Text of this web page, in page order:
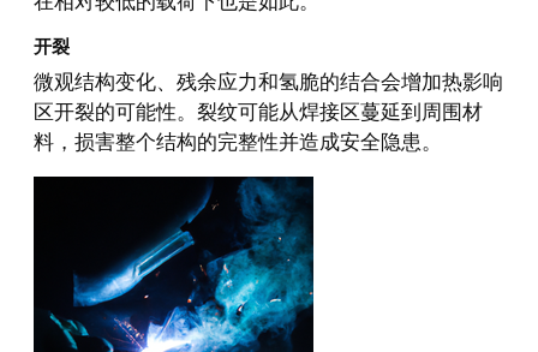
开裂
微观结构变化、残余应力和氢脆的结合会增加热影响
区开裂的可能性。裂纹可能从焊接区蔓延到周围材
料，损害整个结构的完整性并造成安全隐患。